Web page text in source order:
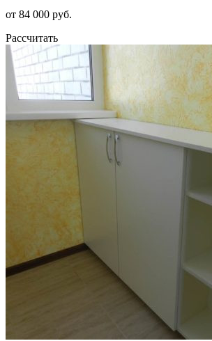
от 84 000 руб.
Рассчитать